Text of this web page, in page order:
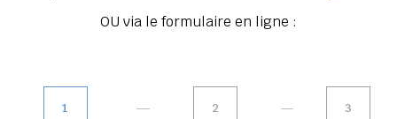
OU via le formulaire en ligne :
1 2 3